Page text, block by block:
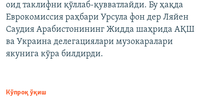
оид таклифни қўллаб-қувватлайди. Бу ҳақда
Еврокомиссия раҳбари Урсула фон дер Ляйен
Саудия Арабистонининг Жидда шаҳрида АҚШ
ва Украина делегациялари музокаралари
якунига кўра билдирди.
Кўпроқ ўқиш